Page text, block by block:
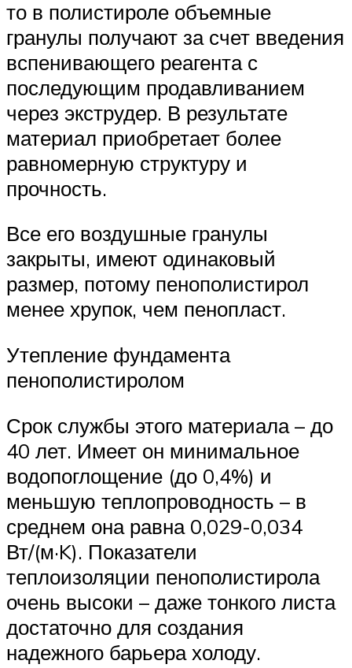
то в полистироле объемные
гранулы получают за счет введения
вспенивающего реагента с
последующим продавливанием
через экструдер. В результате
материал приобретает более
равномерную структуру и
прочность.
Все его воздушные гранулы
закрыты, имеют одинаковый
размер, потому пенополистирол
менее хрупок, чем пенопласт.
Утепление фундамента
пенополистиролом
Срок службы этого материала – до
40 лет. Имеет он минимальное
водопоглощение (до 0,4%) и
меньшую теплопроводность – в
среднем она равна 0,029-0,034
Вт/(м·K). Показатели
теплоизоляции пенополистирола
очень высоки – даже тонкого листа
достаточно для создания
надежного барьера холоду.